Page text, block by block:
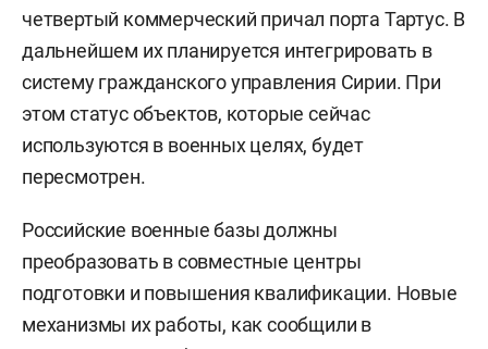
четвертый коммерческий причал порта Тартус. В
дальнейшем их планируется интегрировать в
систему гражданского управления Сирии. При
этом статус объектов, которые сейчас
используются в военных целях, будет
пересмотрен.
Российские военные базы должны
преобразовать в совместные центры
подготовки и повышения квалификации. Новые
механизмы их работы, как сообщили в